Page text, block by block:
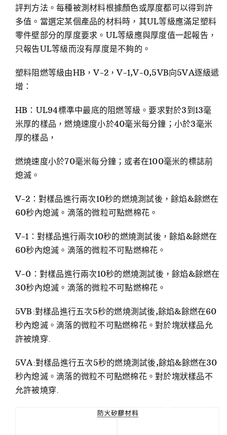
評判方法。每種被測材料根據顏色或厚度都可以得到許
多值。當選定某個產品的材料時，其UL等級應滿足塑料
零件壁部分的厚度要求。UL等級應與厚度值一起報告，
只報告UL等級而沒有厚度是不夠的。
塑料阻燃等級由HB，V-2，V-1,V-0,5VB向5VA逐級遞
增：
HB：UL94標準中最底的阻燃等級。要求對於3到13毫
米厚的樣品，燃燒速度小於40毫米每分鐘；小於3毫米
厚的樣品，
燃燒速度小於70毫米每分鐘；或者在100毫米的標誌前
熄滅。
V-2：對樣品進行兩次10秒的燃燒測試後，餘焰&餘燃在
60秒內熄滅。滴落的微粒可點燃棉花。
V-1：對樣品進行兩次10秒的燃燒測試後，餘焰&餘燃在
60秒內熄滅。滴落的微粒不可點燃棉花。
V-0：對樣品進行兩次10秒的燃燒測試後，餘焰&餘燃在
30秒內熄滅。滴落的微粒不可點燃棉花。
5VB:對樣品進行五次5秒的燃燒測試後,餘焰&餘燃在60
秒內熄滅。滴落的微粒不可點燃棉花。對於塊狀樣品允
許被燒穿.
5VA:對樣品進行五次5秒的燃燒測試後,餘焰&餘燃在30
秒內熄滅。滴落的微粒不可點燃棉花。對於塊狀樣品不
允許被燒穿.